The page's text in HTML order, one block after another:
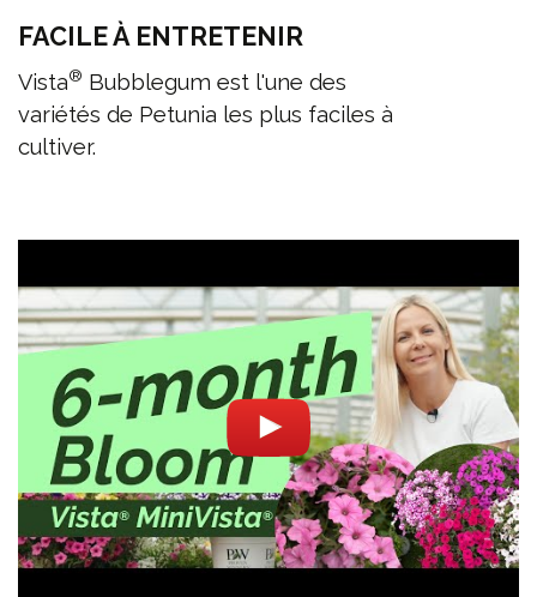
FACILE À ENTRETENIR
Vista® Bubblegum est l'une des
variétés de Petunia les plus faciles à
cultiver.